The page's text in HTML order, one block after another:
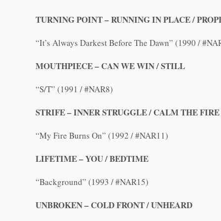
TURNING POINT – RUNNING IN PLACE /
“It’s Always Darkest Before The Dawn” (1990 /
MOUTHPIECE – CAN WE WIN / STILL
“S/T” (1991 / #NAR8)
STRIFE – INNER STRUGGLE / CALM THE FIRE
“My Fire Burns On” (1992 / #NAR11)
LIFETIME – YOU / BEDTIME
“Background” (1993 / #NAR15)
UNBROKEN – COLD FRONT / UNHEARD